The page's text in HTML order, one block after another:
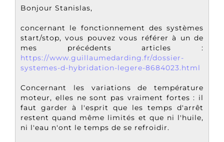
Bonjour Stanislas,
concernant le fonctionnement des systèmes
start/stop, vous pouvez vous référer à un de
mes précédents articles :
https://www.guillaumedarding.fr/dossier-
systemes-d-hybridation-legere-8684023.html
Concernant les variations de température
moteur, elles ne sont pas vraiment fortes : il
faut garder à l'esprit que les temps d'arrêt
restent quand même limités et que ni l'huile,
ni l'eau n'ont le temps de se refroidir.